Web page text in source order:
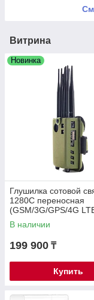
Витрина
Новинка
Глушилка сотовой
1280C переносная
(GSM/3G/GPS/4G
В наличии
199 900 ₸
Купить